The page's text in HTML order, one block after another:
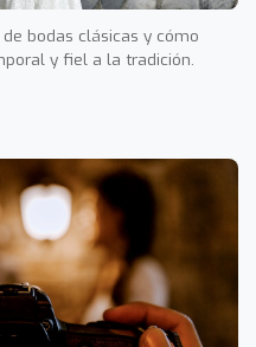
bodas clásicas y cómo
y fiel a la tradición.